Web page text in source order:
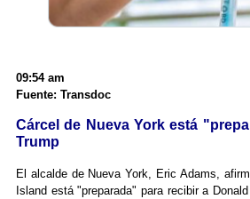
09:54 am
Fuente: Transdoc
Cárcel de Nueva York está
Trump
El alcalde de Nueva York, Eric Adams,
Island está "preparada" para recibir a